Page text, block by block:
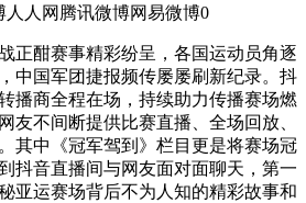
人人网 腾讯微博网易微博0
酣赛事精彩纷呈，各国运动员角逐
中国军团捷报频传屡屡刷新纪录。抖
播商全程在场，持续助力传播赛场燃
友不间断提供比赛直播、全场回放、
其中《冠军驾到》栏目更是将赛场冠
抖音直播间与网友面对面聊天，第一
亚运赛场背后不为人知的精彩故事和